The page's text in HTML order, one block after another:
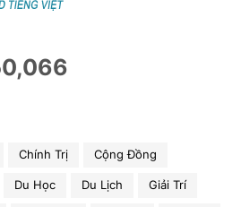
Chính Trị Cộng Đồng
Du Học Du Lịch Giải Trí